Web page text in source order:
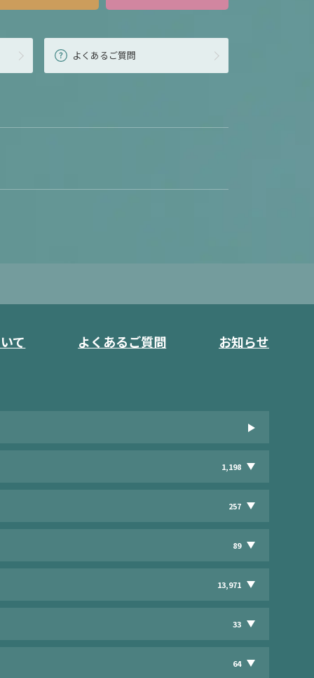
よくあるご質問
て よくあるご質問 お知らせ
1,198
257
89
13,971
33
64